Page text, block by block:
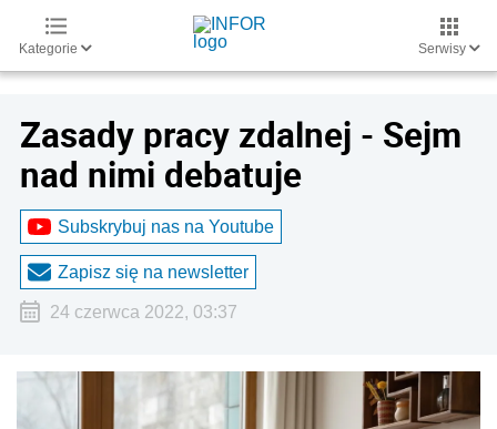
Kategorie Serwisy
Zasady pracy zdalnej - Sejm
nad nimi debatuje
Subskrybuj nas na Youtube
Zapisz się na newsletter
24 czerwca 2022, 03:37